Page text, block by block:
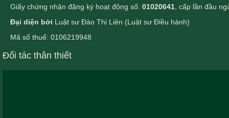
Giấy chứng nhận đăng ký hoạt động số: 01020641 , cấp lần đầu
Đại diện bởi Luật sư Đào Thị Liên (Luật sư Điều hành)
Mã số thuế: 0106219948
Đối tác thân thiết